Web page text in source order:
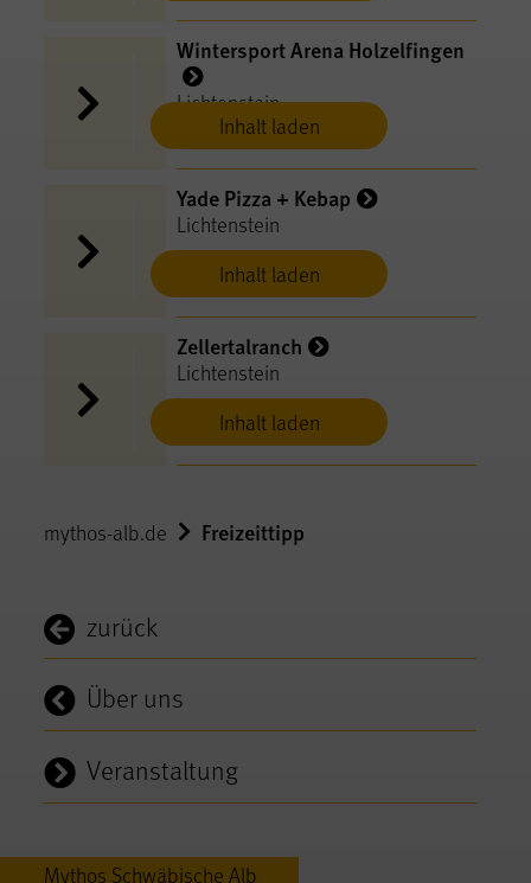
Inhalt laden
Wintersport Arena Holzelfingen
Lichtenstein
Inhalt laden
Yade Pizza + Kebap
Lichtenstein
Inhalt laden
Zellertalranch
Lichtenstein
mythos-alb.de Freizeittipp
zurück
Über uns
Veranstaltung
Mythos Schwäbische Alb